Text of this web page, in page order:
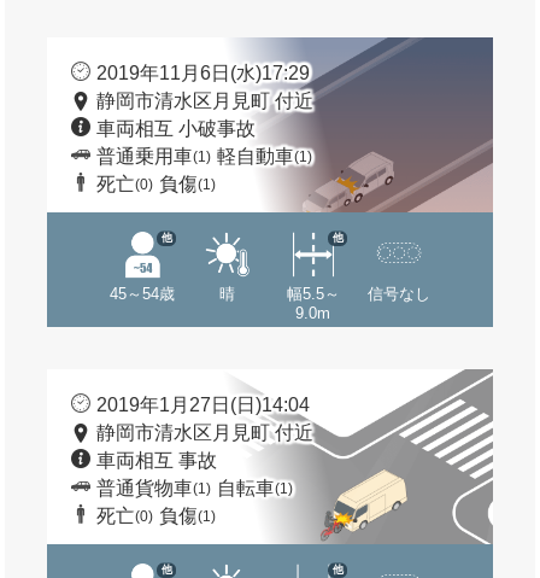
2019年11月6日(水)17:29
静岡市清水区月見町 付近
車両相互 小破事故
普通乗用車(1) 軽自動車(1)
死亡(0) 負傷(1)
45～54歳
他
晴
幅5.5～
9.0m
他
信号なし
2019年1月27日(日)14:04
静岡市清水区月見町 付近
車両相互 事故
普通貨物車(1) 自転車(1)
死亡(0) 負傷(1)
他 他